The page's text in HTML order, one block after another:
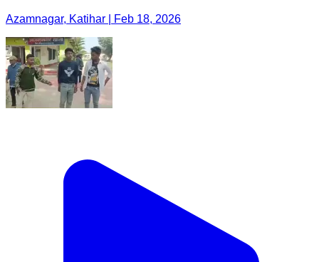
Azamnagar, Katihar | Feb 18, 2026